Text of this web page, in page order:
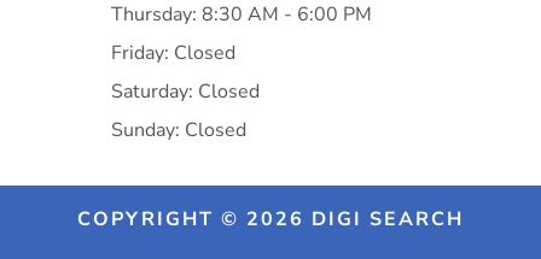
Thursday: 8:30 AM - 6:00 PM
Friday: Closed
Saturday: Closed
Sunday: Closed
COPYRIGHT © 2026 DIGI SEARCH